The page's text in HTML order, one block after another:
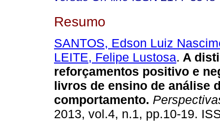
Resumo
SANTOS, Edson Luiz
LEITE, Felipe Lustosa. A
reforçamentos positivo e
livros de ensino de análise
comportamento.
2013, vol.4, n.1, pp.10-19.